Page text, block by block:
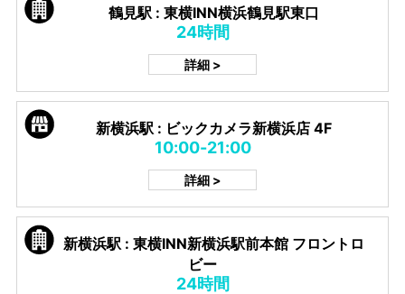
鶴見駅 : 東横INN横浜鶴見駅東口
24時間
詳細 >
新横浜駅 : ビックカメラ新横浜店 4F
10:00-21:00
詳細 >
新横浜駅 : 東横INN新横浜駅前本館 フロントロ
ビー
24時間